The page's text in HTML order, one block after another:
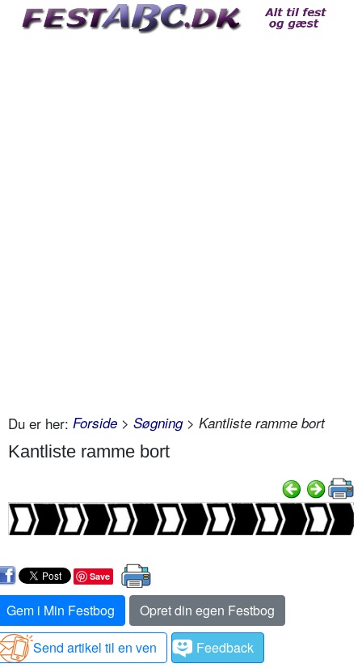
Du er her: Forside > Søgning> Kantliste ramme bort
Kantliste ramme bort
Save
Gem i Min Festbog
Opret din egen Festbog
Send artikel til en ven
Feedback